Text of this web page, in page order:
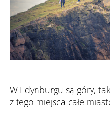
W Edynburgu są góry,
z tego miejsca całe